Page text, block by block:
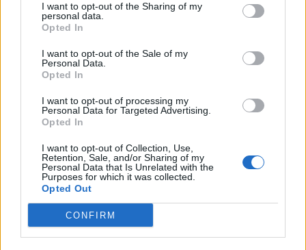
I want to opt-out of the Sharing of my
personal data.
Opted In
I want to opt-out of the Sale of my
Personal Data.
Opted In
I want to opt-out of processing my
Personal Data for Targeted Advertising.
Opted In
I want to opt-out of Collection, Use,
Retention, Sale, and/or Sharing of my
Personal Data that Is Unrelated with the
Purposes for which it was collected.
Opted Out
CONFIRM
Ροή Ειδήσεων